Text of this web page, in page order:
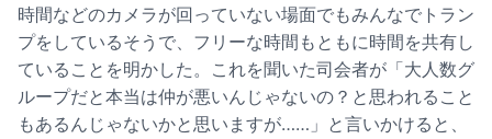
時間などのカメラが回っていない場面でもみんなでトラン
プをしているそうで、フリーな時間もともに時間を共有し
ていることを明かした。これを聞いた司会者が「大人数グ
ループだと本当は仲が悪いんじゃないの？と思われること
もあるんじゃないかと思いますが……」と言いかけると、